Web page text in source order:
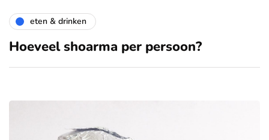
eten & drinken
Hoeveel shoarma per persoon?